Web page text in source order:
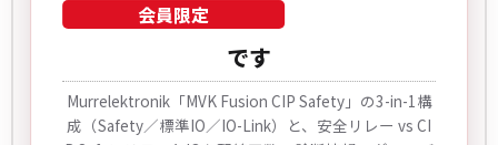
会員限定
です
Murrelektronik「MVK Fusion CIP Safety」の3-in-1構
成（Safety／標準IO／IO-Link）と、安全リレー vs CI
ニランカ・ゾイサ/Nilanka De Zoysa